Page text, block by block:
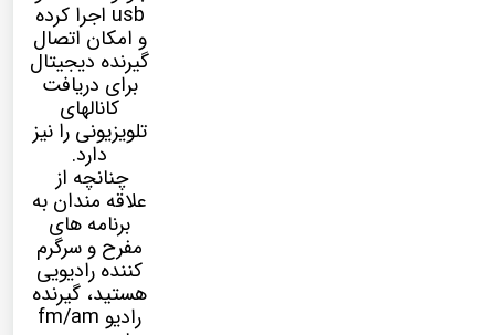
usb اجرا کرده
و امکان اتصال
گیرنده دیجیتال
برای دریافت
کانالهای
تلویزیونی را نیز
دارد.
چنانچه از
علاقه مندان به
برنامه های
مفرح و سرگرم
کننده رادیویی
هستید، گیرنده
رادیو fm/am